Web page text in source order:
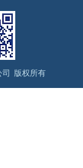
司 版权所有